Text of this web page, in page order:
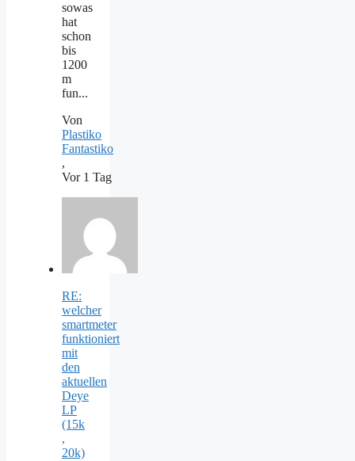
sowas
hat
schon
bis
1200
m
fun...
Von
Plastiko
Fantastiko
,
Vor 1 Tag
RE:
welcher
smartmeter
funktioniert
mit
den
aktuellen
Deye
LP
(15k
,
20k)